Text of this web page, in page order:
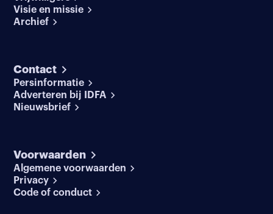
Visie en missie
Archief
Contact
Persinformatie
Adverteren bij IDFA
Nieuwsbrief
Voorwaarden
Algemene voorwaarden
Privacy
Code of conduct